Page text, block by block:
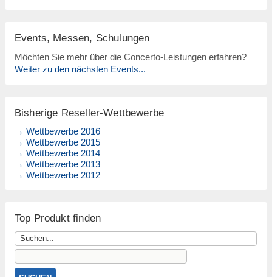
Events, Messen, Schulungen
Möchten Sie mehr über die Concerto-Leistungen erfahren?
Weiter zu den nächsten Events...
Bisherige Reseller-Wettbewerbe
→ Wettbewerbe 2016
→ Wettbewerbe 2015
→ Wettbewerbe 2014
→ Wettbewerbe 2013
→ Wettbewerbe 2012
Top Produkt finden